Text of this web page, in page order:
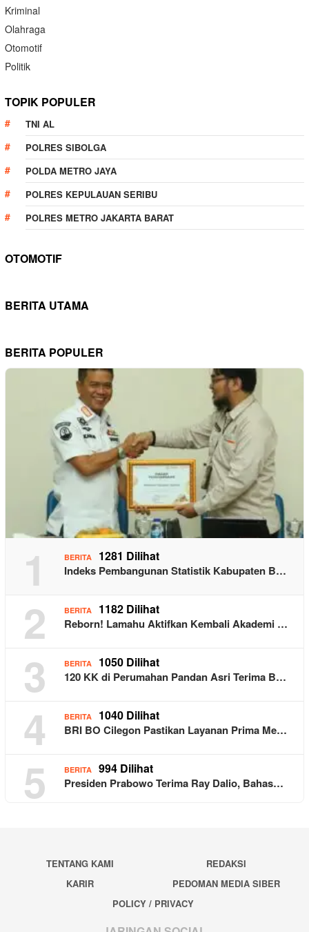
Kriminal
Olahraga
Otomotif
Politik
TOPIK POPULER
TNI AL
POLRES SIBOLGA
POLDA METRO JAYA
POLRES KEPULAUAN SERIBU
POLRES METRO JAKARTA BARAT
OTOMOTIF
BERITA UTAMA
BERITA POPULER
1 BERITA 1281 Dilihat
Indeks Pembangunan Statistik Kabupaten B…
2 BERITA 1182 Dilihat
Reborn! Lamahu Aktifkan Kembali Akademi …
3 BERITA 1050 Dilihat
120 KK di Perumahan Pandan Asri Terima B…
4 BERITA 1040 Dilihat
BRI BO Cilegon Pastikan Layanan Prima Me…
5 BERITA 994 Dilihat
Presiden Prabowo Terima Ray Dalio, Bahas…
TENTANG KAMI
REDAKSI
KARIR
PEDOMAN MEDIA SIBER
POLICY / PRIVACY